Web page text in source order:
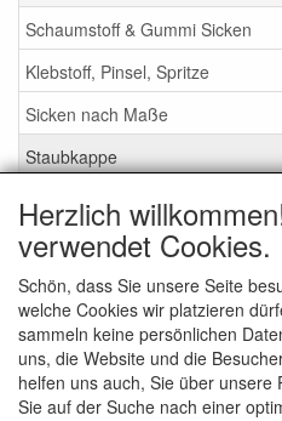
Schaumstoff & Gummi Sicken
Klebstoff, Pinsel, Spritze
Sicken nach Maße
Staubkappe
Service
Schaumstoff oder Gummi
Wichtig bei Bestellung
Nachrichten
Herzlich
verwendet Cookies.
Schön, dass Sie unsere Seite
welche Cookies wir platzieren
sammeln keine persönlichen
uns, die Website und die
helfen uns auch, Sie über unsere
Sie auf der Suche nach einer